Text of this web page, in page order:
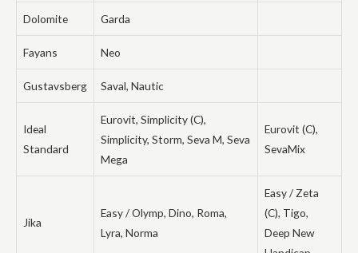
Dolomite Garda
Fayans Neo
Gustavsberg Saval, Nautic
Ideal
Standard
Eurovit, Simplicity (C),
Simplicity, Storm, Seva M, Seva
Mega
Eurovit (C),
SevaMix
Jika
Easy / Olymp, Dino, Roma,
Lyra, Norma
Easy / Zeta
(C), Tigo,
Deep New
pasiūlymus.